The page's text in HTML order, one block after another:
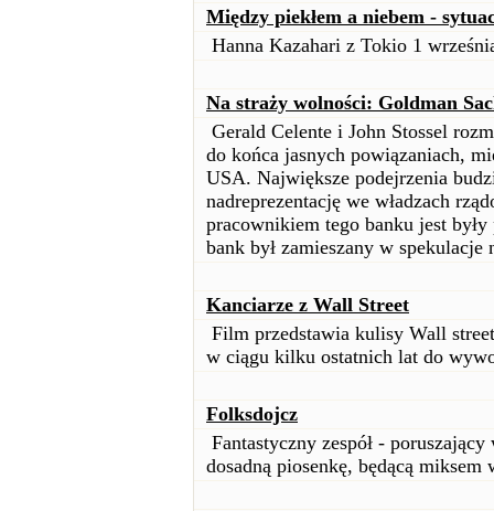
Między piekłem a niebem -
Hanna Kazahari z Tokio 1
Na straży wolności: Goldman
Gerald Celente i John Stossel
do końca jasnych powiązaniach,
USA. Największe podejrzenia
nadreprezentację we władzach
pracownikiem tego banku jest
bank był zamieszany w spekulacje
Kanciarze z Wall Street
Film przedstawia kulisy Wall
w ciągu kilku ostatnich lat do
Folksdojcz
Fantastyczny zespół -
dosadną piosenkę, będącą